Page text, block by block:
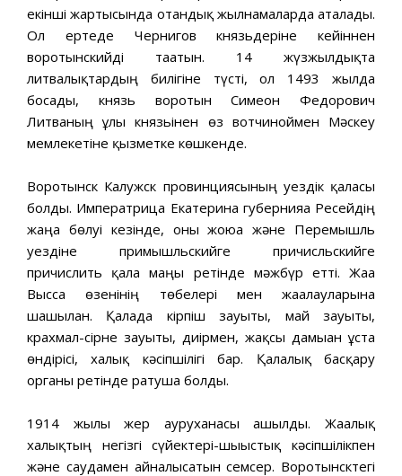
екінші жартысында отандық жылнамаларда аталады.
Ол ертеде Чернигов князьдеріне кейіннен
воротынскийді тағатын. 14 жүзжылдықта
литвалықтардың билігіне түсті, ол 1493 жылда
босады, князь воротын Симеон Федорович
Литваның ұлы князьінен өз вотчиноймен Мәскеу
мемлекетіне қызметке көшкенде.
Воротынск Калужск провинциясының уездік қаласы
болды. Императрица Екатерина губернияға Ресейдің
жаңа бөлуі кезінде, оны жоюға және Перемышль
уездіне примышльскийге причисльскийге
причислить қала маңы ретінде мәжбүр етті. Жаға
Высса өзенінің төбелері мен жағалауларына
шашылған. Қалада кірпіш зауыты, май зауыты,
крахмал-сірне зауыты, диірмен, жақсы дамыған ұста
өндірісі, халық кәсіпшілігі бар. Қалалық басқару
органы ретінде ратуша болды.
1914 жылы жер ауруханасы ашылды. Жағалық
халықтың негізгі сүйектері-шығыстық кәсіпшілікпен
және саудамен айналысатын семсер. Воротынсктегі